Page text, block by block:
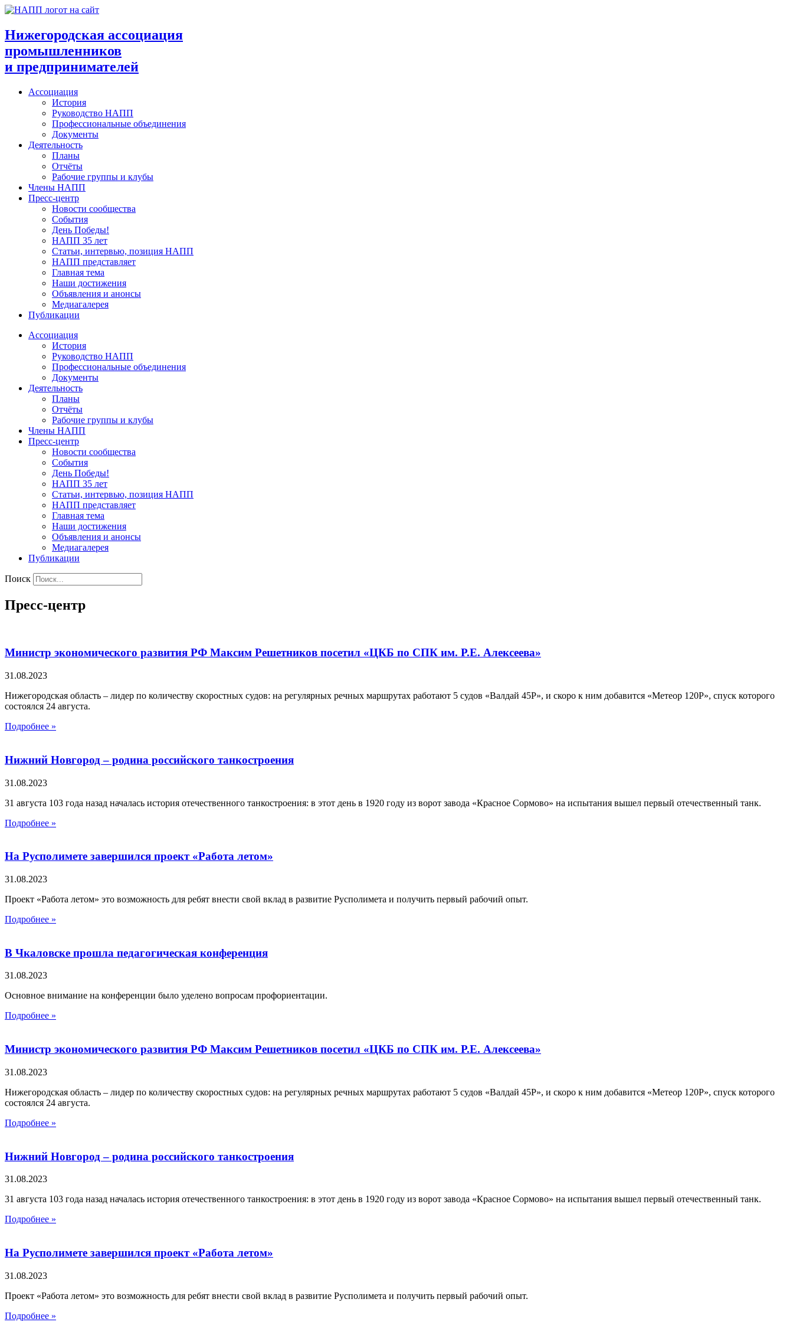
Перейти
содержимому
Нижегородская ассоциация
промышленников
и предпринимателей
Ассоциация
История
Руководство НАПП
Профессиональные объединения
Документы
Деятельность
Планы
Отчёты
Рабочие группы и клубы
Члены НАПП
Пресс-центр
Новости сообщества
События
День Победы!
НАПП 35 лет
Статьи, интервью, позиция НАПП
НАПП представляет
Главная тема
Наши достижения
Объявления и анонсы
Медиагалерея
Публикации
Ассоциация
История
Руководство НАПП
Профессиональные объединения
Документы
Деятельность
Планы
Отчёты
Рабочие группы и клубы
Члены НАПП
Пресс-центр
Новости сообщества
События
День Победы!
НАПП 35 лет
Статьи, интервью, позиция НАПП
НАПП представляет
Главная тема
Наши достижения
Объявления и анонсы
Медиагалерея
Публикации
Поиск
Пресс-центр
Министр экономического развития РФ Максим Решетников посетил «ЦКБ по СПК им. Р.Е. Алексеева»
31.08.2023
Нижегородская область – лидер по количеству скоростных судов: на регулярных речных маршрутах работают 5 судов «Валдай 45Р», и скоро к ним добавится «Метеор 120Р», спуск которого
состоялся 24 августа.
Подробнее »
Нижний Новгород – родина российского танкостроения
31.08.2023
31 августа 103 года назад началась история отечественного танкостроения: в этот день в 1920 году из ворот завода «Красное Сормово» на испытания вышел первый отечественный танк.
Подробнее »
На Русполимете завершился проект «Работа летом»
31.08.2023
Проект «Работа летом» это возможность для ребят внести свой вклад в развитие Русполимета и получить первый рабочий опыт.
Подробнее »
В Чкаловске прошла педагогическая конференция
31.08.2023
Основное внимание на конференции было уделено вопросам профориентации.
Подробнее »
Министр экономического развития РФ Максим Решетников посетил «ЦКБ по СПК им. Р.Е. Алексеева»
31.08.2023
Нижегородская область – лидер по количеству скоростных судов: на регулярных речных маршрутах работают 5 судов «Валдай 45Р», и скоро к ним добавится «Метеор 120Р», спуск которого
состоялся 24 августа.
Подробнее »
Нижний Новгород – родина российского танкостроения
31.08.2023
31 августа 103 года назад началась история отечественного танкостроения: в этот день в 1920 году из ворот завода «Красное Сормово» на испытания вышел первый отечественный танк.
Подробнее »
На Русполимете завершился проект «Работа летом»
31.08.2023
Проект «Работа летом» это возможность для ребят внести свой вклад в развитие Русполимета и получить первый рабочий опыт.
Подробнее »